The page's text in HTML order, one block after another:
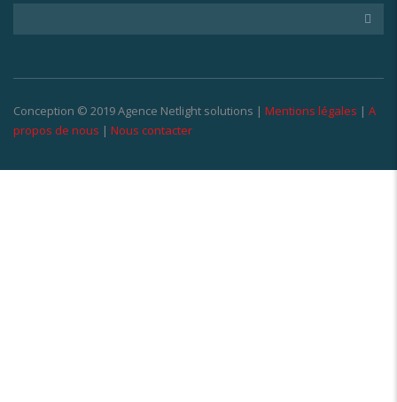
Conception © 2019 Agence Netlight solutions | Mentions légales | A
propos de nous | Nous contacter